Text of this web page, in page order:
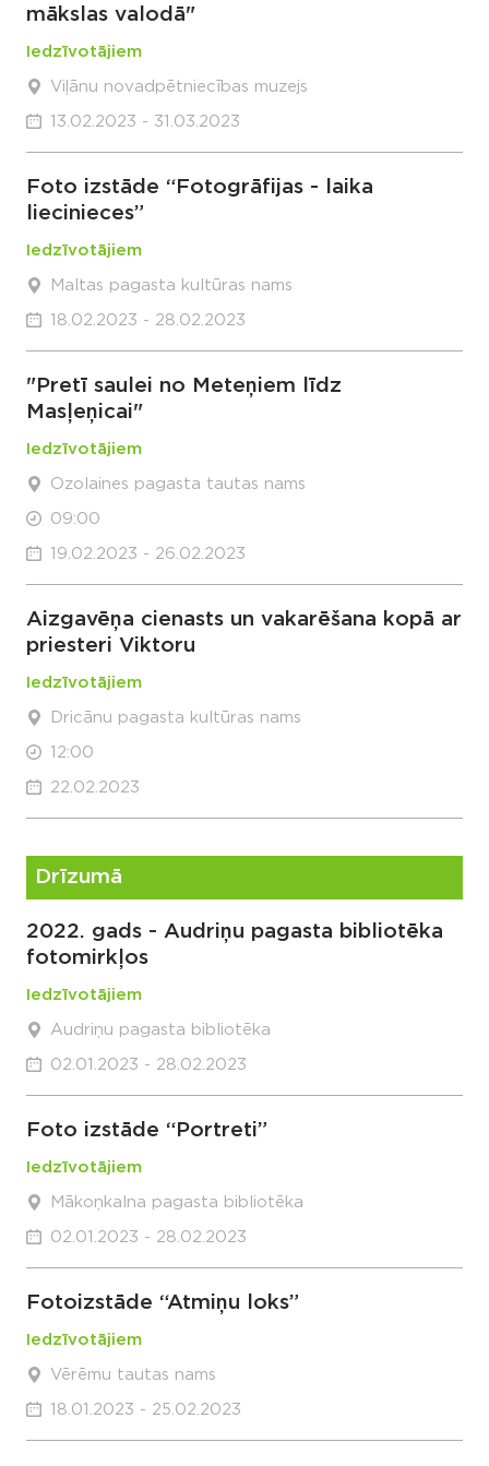
mākslas valodā"
Iedzīvotājiem
Viļānu novadpētniecības muzejs
13.02.2023 - 31.03.2023
Foto izstāde “Fotogrāfijas - laika
liecinieces”
Iedzīvotājiem
Maltas pagasta kultūras nams
18.02.2023 - 28.02.2023
"Pretī saulei no Meteņiem līdz
Masļeņicai"
Iedzīvotājiem
Ozolaines pagasta tautas nams
09:00
19.02.2023 - 26.02.2023
Aizgavēņa cienasts un vakarēšana kopā ar
priesteri Viktoru
Iedzīvotājiem
Dricānu pagasta kultūras nams
12:00
22.02.2023
Drīzumā
2022. gads - Audriņu pagasta bibliotēka
fotomirkļos
Iedzīvotājiem
Audriņu pagasta bibliotēka
02.01.2023 - 28.02.2023
Foto izstāde “Portreti”
Iedzīvotājiem
Mākoņkalna pagasta bibliotēka
02.01.2023 - 28.02.2023
Fotoizstāde “Atmiņu loks”
Iedzīvotājiem
Vērēmu tautas nams
18.01.2023 - 25.02.2023